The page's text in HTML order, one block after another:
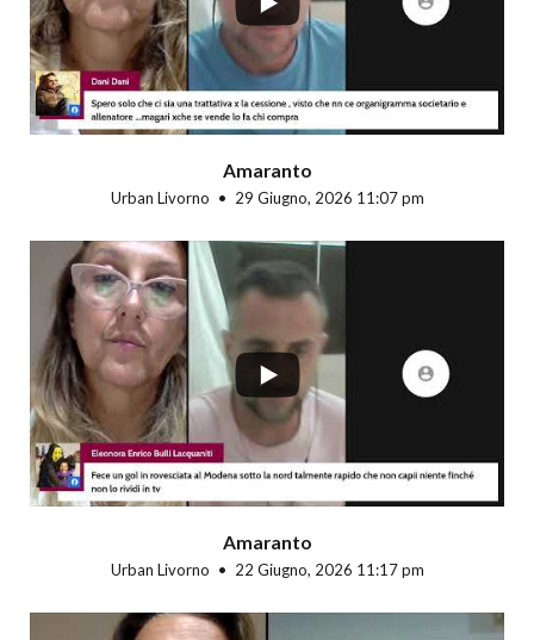
Amaranto
Urban Livorno 29 Giugno, 2026 11:07 pm
Amaranto
Urban Livorno 22 Giugno, 2026 11:17 pm